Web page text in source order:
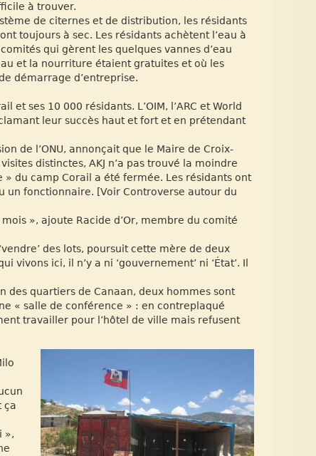
à trouver.
de citernes et de distribution, les résidants
toujours à sec. Les résidants achètent l’eau à
qui gèrent les quelques vannes d’eau
et la nourriture étaient gratuites et où les
démarrage d’entreprise.
ses 10 000 résidants. L’OIM, l’ARC et World
leur succès haut et fort et en prétendant
de l’ONU, annonçait que le Maire de Croix-
distinctes, AKJ n’a pas trouvé la moindre
» du camp Corail a été fermée. Les résidants ont
un fonctionnaire. [Voir Controverse autour du
», ajoute Racide d’Or, membre du comité
des lots, poursuit cette mère de deux
ici, il n’y a ni ‘gouvernement’ ni ‘État’. Il
des quartiers de Canaan, deux hommes sont
« salle de conférence » : en contreplaqué
travailler pour l’hôtel de ville mais refusent
ça
»,